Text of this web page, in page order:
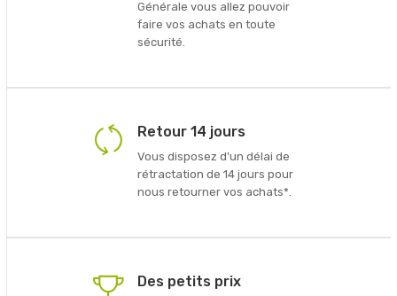
Générale vous allez pouvoir
faire vos achats en toute
sécurité.
Retour 14 jours
Vous disposez d'un délai de
rétractation de 14 jours pour
nous retourner vos achats*.
Des petits prix